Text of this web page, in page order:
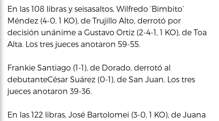
En las 108 libras y seisasaltos, Wilfredo ‘Bimbito’
Méndez (4-0, 1 KO), de Trujillo Alto, derrotó por
decisión unánime a Gustavo Ortiz (2-4-1, 1 KO), de Toa
Alta. Los tres jueces anotaron 59-55.
Frankie Santiago (1-1), de Dorado, derrotó al
debutanteCésar Suárez (0-1), de San Juan. Los tres
jueces anotaron 39-36.
En las 122 libras, José Bartolomei (3-0, 1 KO), de Juana